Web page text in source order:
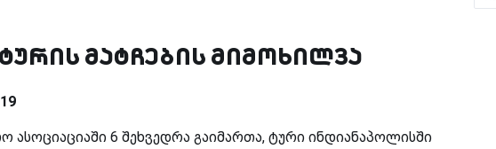
მატჩების მიმოხილვა
ასოციაციაში 6 შეხვედრა გაიმართა, ტური ინდიანაპოლისში